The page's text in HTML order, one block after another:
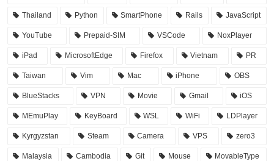
Thailand Python SmartPhone Rails JavaScript
YouTube Prepaid-SIM VSCode NoxPlayer
iPad MicrosoftEdge Firefox Vietnam PR
Taiwan Vim Mac iPhone OBS
BlueStacks VPN Movie Gmail iOS
MEmuPlay KeyBoard WSL WiFi LDPlayer
Kyrgyzstan Steam Camera VPS zero3
Malaysia Cambodia Git Mouse MovableType